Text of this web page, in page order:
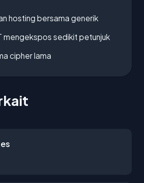
hosting bersama generik
mengekspos sedikit petunjuk
cipher lama